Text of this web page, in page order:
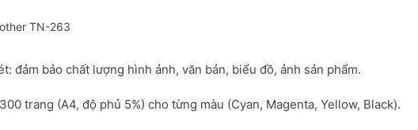
TN-263
đảm bảo chất lượng hình ảnh, văn bản, biểu đồ, ảnh sản phẩm.
trang (A4, độ phủ 5%) cho từng màu (Cyan, Magenta, Yellow, Black).